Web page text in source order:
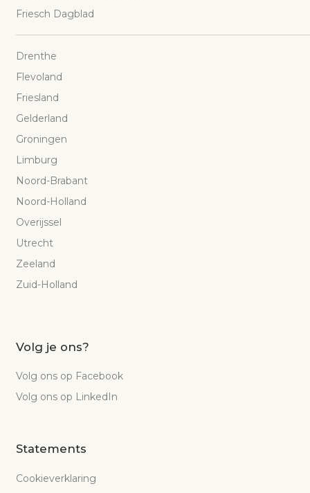
Friesch Dagblad
Drenthe
Flevoland
Friesland
Gelderland
Groningen
Limburg
Noord-Brabant
Noord-Holland
Overijssel
Utrecht
Zeeland
Zuid-Holland
Volg je ons?
Volg ons op Facebook
Volg ons op LinkedIn
Statements
Cookieverklaring